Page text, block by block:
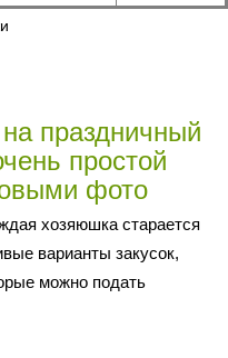
праздничный
простой
фото
хозяюшка старается
варианты закусок,
можно подать